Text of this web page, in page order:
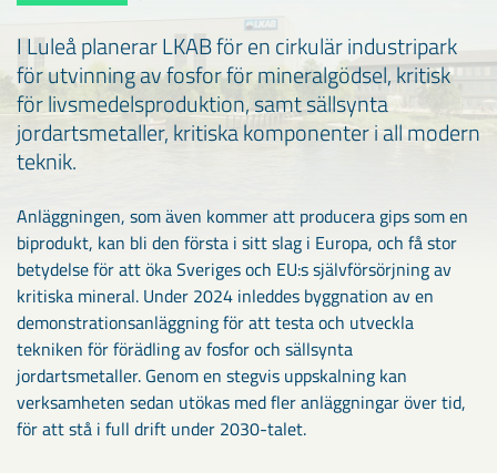
I Luleå planerar LKAB för en cirkulär industripark
för utvinning av fosfor för mineralgödsel, kritisk
för livsmedelsproduktion, samt sällsynta
jordartsmetaller, kritiska komponenter i all modern
teknik.
Anläggningen, som även kommer att producera gips som en
biprodukt, kan bli den första i sitt slag i Europa, och få stor
betydelse för att öka Sveriges och EU:s självförsörjning av
kritiska mineral. Under 2024 inleddes byggnation av en
demonstrationsanläggning för att testa och utveckla
tekniken för förädling av fosfor och sällsynta
jordartsmetaller. Genom en stegvis uppskalning kan
verksamheten sedan utökas med fler anläggningar över tid,
för att stå i full drift under 2030-talet.